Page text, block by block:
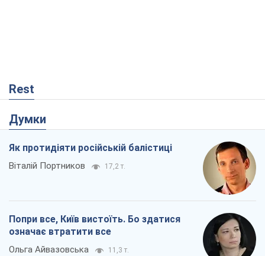
Rest
Думки
Як протидіяти російській балістиці
Віталій Портников 17,2 т.
Попри все, Київ вистоїть. Бо здатися
означає втратити все
Ольга Айвазовська 11,3 т.